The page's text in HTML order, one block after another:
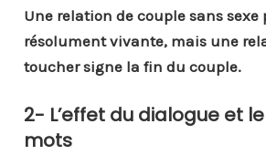
Une relation de couple sans sexe
résolument vivante, mais une
toucher signe la fin du couple.
2- L’effet du dialogue et
mots